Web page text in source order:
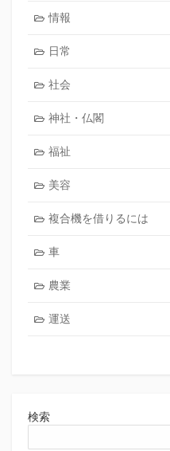
情報
日常
社会
神社・仏閣
福祉
美容
複合機を借りるには
車
農業
運送
検索